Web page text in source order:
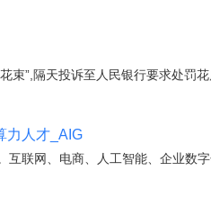
”,隔天投诉至人民银行要求处罚
力人才_AIG
联网、电商、人工智能、企业数